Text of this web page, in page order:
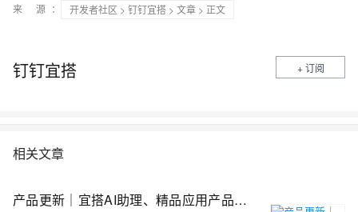
来 源：
开发者社区 > 钉钉宜搭 > 文章 > 正文
钉钉宜搭 + 订阅
相关文章
产品更新｜宜搭AI助理、精品应用产品力、专属宜搭多项功能升级！